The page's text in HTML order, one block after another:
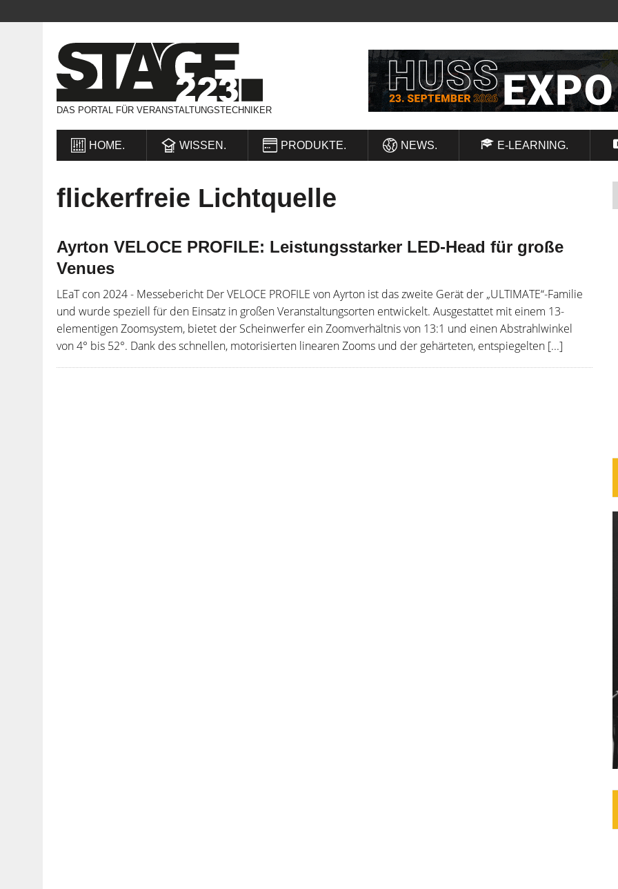
DAS PORTAL FÜR VERANSTALTUNGSTECHNIKER
HOME. WISSEN. PRODUKTE. NEWS. E-LEARNING.
flickerfreie Lichtquelle
Ayrton VELOCE PROFILE: Leistungsstarker LED-Head für große
Venues
LEaT con 2024 - Messebericht Der VELOCE PROFILE von Ayrton ist das zweite Gerät der „ULTIMATE“-Familie
und wurde speziell für den Einsatz in großen Veranstaltungsorten entwickelt. Ausgestattet mit einem 13-
elementigen Zoomsystem, bietet der Scheinwerfer ein Zoomverhältnis von 13:1 und einen Abstrahlwinkel
von 4° bis 52°. Dank des schnellen, motorisierten linearen Zooms und der gehärteten, entspiegelten [...]